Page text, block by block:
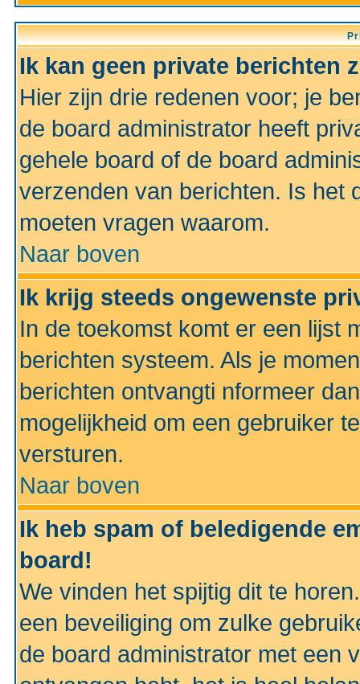
Ik kan geen private berichten
Hier zijn drie redenen voor; je
de board administrator heeft
gehele board of de board
verzenden van berichten. Is het
moeten vragen waarom.
Naar boven
Ik krijg steeds ongewenste
In de toekomst komt er een lijst
berichten systeem. Als je
berichten ontvangti nformeer
mogelijkheid om een gebruiker
versturen.
Naar boven
Ik heb spam of beledigende
board!
We vinden het spijtig dit te
een beveiliging om zulke
de board administrator met een